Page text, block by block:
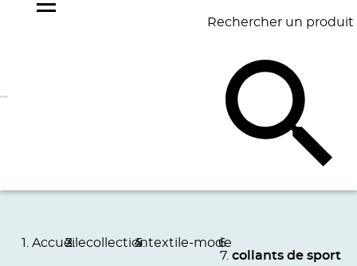
Rechercher un produit
BAGAGERIE BUREAU
Accueil ecollectiontextile-mode
collants de sport